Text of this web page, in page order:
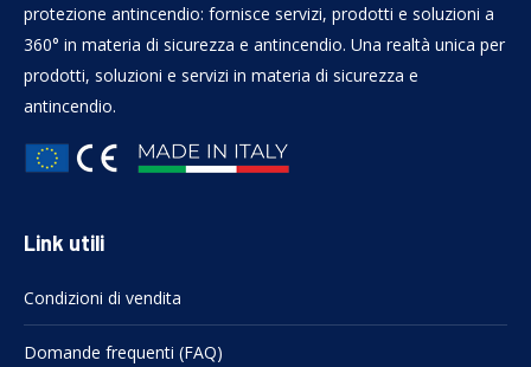
protezione antincendio: fornisce servizi, prodotti e soluzioni a
360° in materia di sicurezza e antincendio. Una realtà unica per
prodotti, soluzioni e servizi in materia di sicurezza e
antincendio.
Link utili
Condizioni di vendita
Domande frequenti (FAQ)